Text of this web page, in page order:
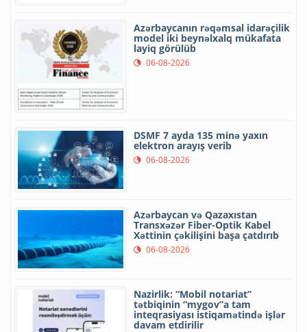
Azərbaycanın rəqəmsal idarəçilik
model iki beynəlxalq mükafata
layiq görülüb
06-08-2026
DSMF 7 ayda 135 minə yaxın
elektron arayış verib
06-08-2026
Azərbaycan və Qazaxıstan
Transxəzər Fiber-Optik Kabel
Xəttinin çəkilişini başa çatdırıb
06-08-2026
Nazirlik: “Mobil notariat”
tətbiqinin “mygov”a tam
inteqrasiyası istiqamətində işlər
davam etdirilir